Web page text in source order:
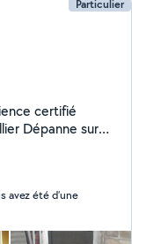
Particulier
certifié
portes et
avez été d’une